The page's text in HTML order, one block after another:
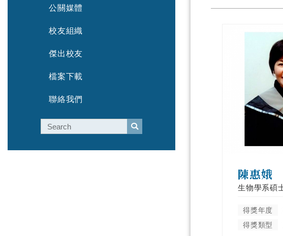
公關媒體
校友組織
傑出校友
檔案下載
聯絡我們
陳惠娥
得獎年度
得獎類型